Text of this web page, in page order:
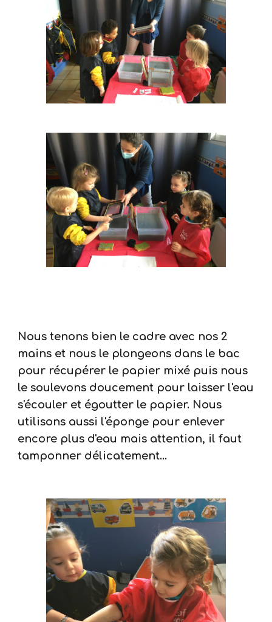
Nous tenons bien le cadre avec nos 2
mains et nous le plongeons dans le bac
pour récupérer le papier mixé puis nous
le soulevons doucement pour laisser l'eau
s'écouler et égoutter le papier. Nous
utilisons aussi l'éponge pour enlever
encore plus d'eau mais attention, il faut
tamponner délicatement...